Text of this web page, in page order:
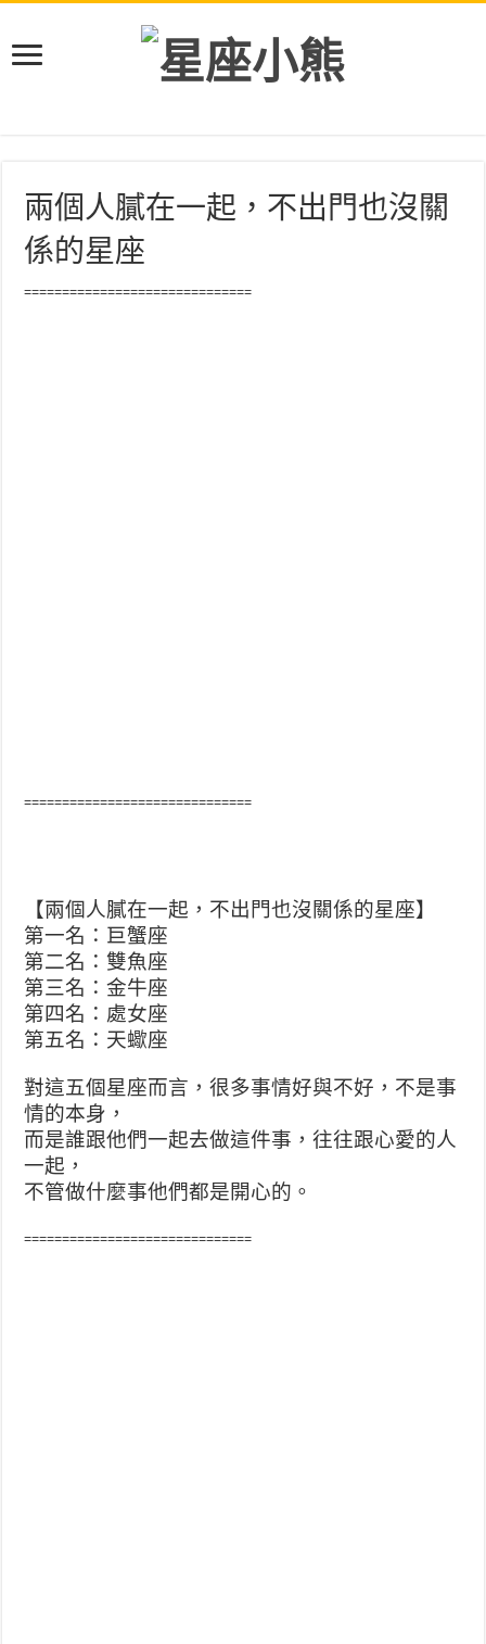
兩個人膩在一起，不出門也沒關
係的星座
==============================
==============================
【兩個人膩在一起，不出門也沒關係的星座】
第一名：巨蟹座
第二名：雙魚座
第三名：金牛座
第四名：處女座
第五名：天蠍座
對這五個星座而言，很多事情好與不好，不是事
情的本身，
而是誰跟他們一起去做這件事，往往跟心愛的人
一起，
不管做什麼事他們都是開心的。
==============================